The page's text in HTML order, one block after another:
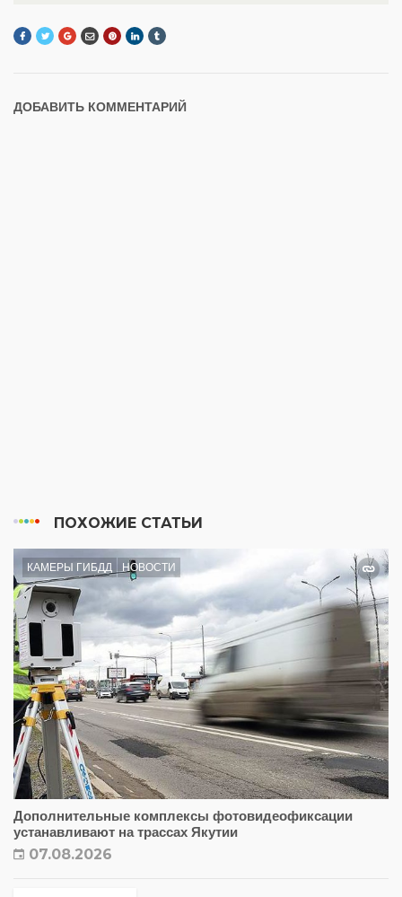
ДОБАВИТЬ КОММЕНТАРИЙ
ПОХОЖИЕ СТАТЬИ
КАМЕРЫ ГИБДД НОВОСТИ
Дополнительные комплексы фотовидеофиксации
устанавливают на трассах Якутии
07.08.2026